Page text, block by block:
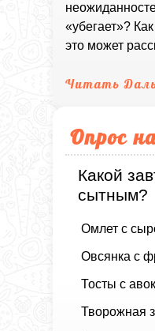
«убегает»?
это может
Читать
Опрос
Какой
сытным?
Омлет с
Овсянка с
Тосты с
Творожная